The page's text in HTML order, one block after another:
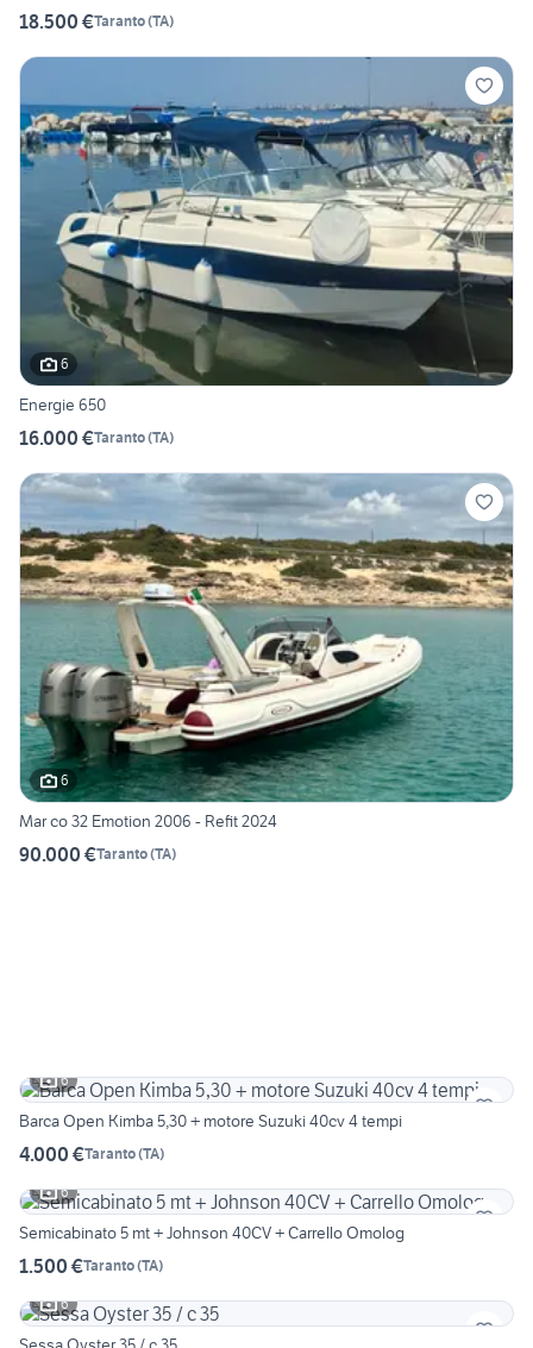
18.500 €Taranto(TA)
6
Energie 650
16.000 €Taranto(TA)
6
Mar co 32 Emotion 2006 - Refit 2024
90.000 €Taranto(TA)
6
Barca Open Kimba 5,30 + motore Suzuki 40cv 4 tempi
4.000 €Taranto(TA)
6
Semicabinato 5 mt + Johnson 40CV + Carrello Omolog
1.500 €Taranto(TA)
6